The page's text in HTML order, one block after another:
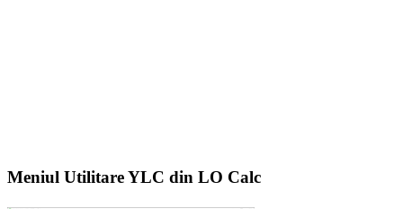
Meniul Utilitare YLC din LO Calc